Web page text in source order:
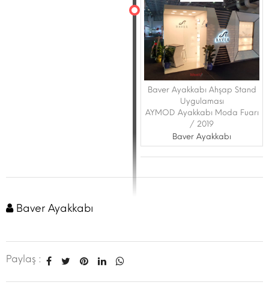
Baver Ayakkabı Ahşap Stand
Uygulaması
AYMOD Ayakkabı Moda Fuarı
/ 2019
Baver Ayakkabı
Baver Ayakkabı
Paylaş :